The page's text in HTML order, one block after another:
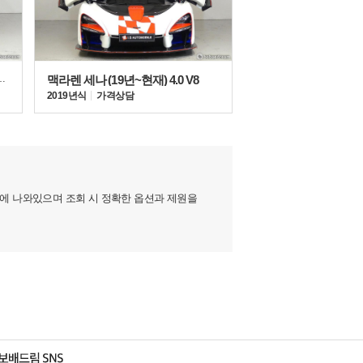
~현재) 6.7 V12 맥라렌 세나 (19년~현재) 4.0 V8
2019년식 가격상담
나와있으며 조회 시 정확한 옵션과 제원을